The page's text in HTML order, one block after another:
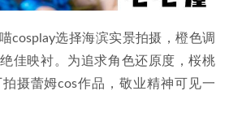
cosplay选择海滨实景拍摄，橙色调
佳映衬。为追求角色还原度，桜桃
摄蕾姆cos作品，敬业精神可见一